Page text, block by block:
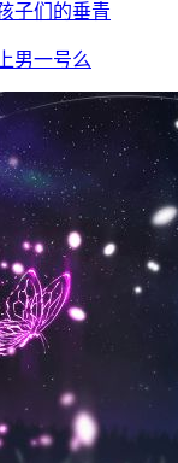
子们的垂青
男一号么